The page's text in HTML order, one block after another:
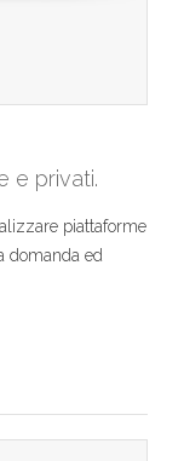
e privati.
piattaforme
domanda ed